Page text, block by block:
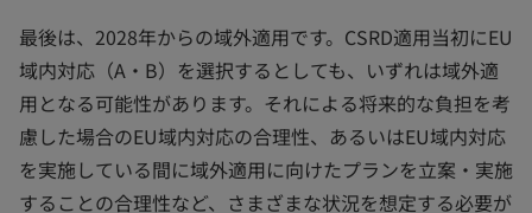
最後は、2028年からの域外適用です。CSRD適用当初にEU
域内対応（A・B）を選択するとしても、いずれは域外適
用となる可能性があります。それによる将来的な負担を考
慮した場合のEU域内対応の合理性、あるいはEU域内対応
を実施している間に域外適用に向けたプランを立案・実施
することの合理性など、さまざまな状況を想定する必要が